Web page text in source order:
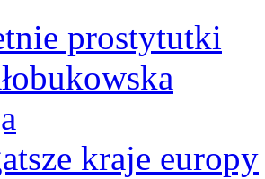
prostytutki
kraje europy